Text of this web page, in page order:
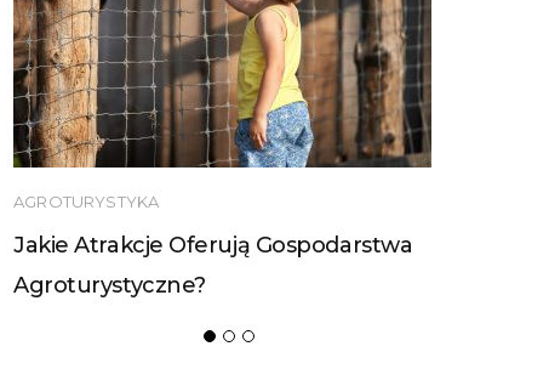
NIERUCHOMOŚCI NA WSI
Jak Można Wybudować Się Na Działce
Rolnej